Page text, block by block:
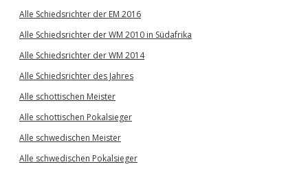
Alle Schiedsrichter der EM 2016
Alle Schiedsrichter der WM 2010 in Südafrika
Alle Schiedsrichter der WM 2014
Alle Schiedsrichter des Jahres
Alle schottischen Meister
Alle schottischen Pokalsieger
Alle schwedischen Meister
Alle schwedischen Pokalsieger